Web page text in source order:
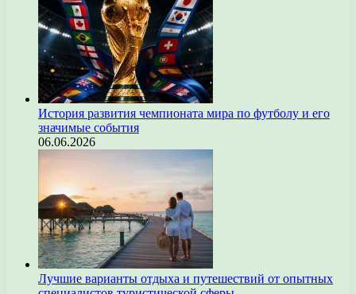
История развития чемпионата мира по футболу и его
значимые события
06.06.2026
Лучшие варианты отдыха и путешествий от опытных